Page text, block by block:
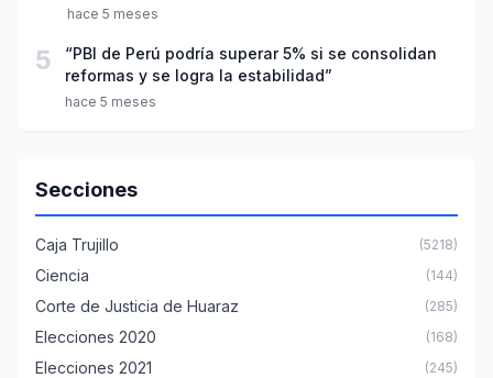
hace 5 meses
5
“PBI de Perú podría superar 5% si se consolidan
reformas y se logra la estabilidad”
hace 5 meses
Secciones
Caja Trujillo (5218)
Ciencia (144)
Corte de Justicia de Huaraz (285)
Elecciones 2020 (168)
Elecciones 2021 (245)